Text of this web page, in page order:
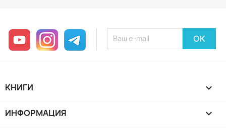
YouTube InstagramTelegram
КНИГИ 
ИНФОРМАЦИЯ 